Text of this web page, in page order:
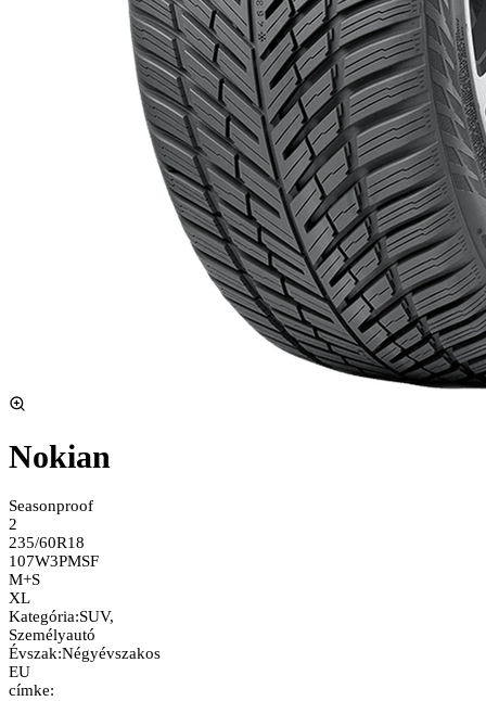
Nokian
Seasonproof
2
235/60R18
107W3PMSF
M+S
XL
Kategória:SUV,
Személyautó
Évszak:Négyévszakos
EU
címke: